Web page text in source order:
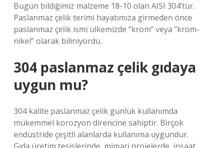
Bugün bildiğimiz malzeme 18-10 olan AISI 304’tür.
Paslanmaz çelik terimi hayatımıza girmeden önce
paslanmaz çelik ismi ülkemizde “krom” veya “krom-
nikel” olarak biliniyordu.
304 paslanmaz çelik gıdaya
uygun mu?
304 kalite paslanmaz çelik günlük kullanımda
mükemmel korozyon direncine sahiptir. Birçok
endüstride çeşitli alanlarda kullanıma uygundur.